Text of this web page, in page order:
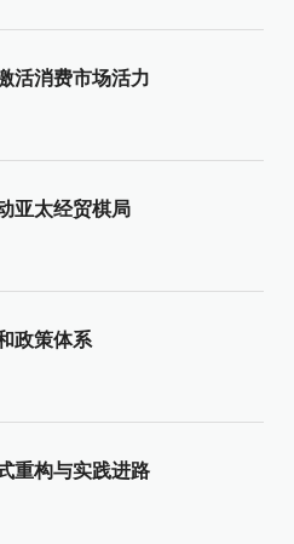
活消费市场活力
亚太经贸棋局
政策体系
重构与实践进路